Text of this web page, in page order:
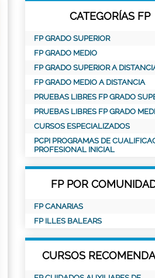
CATEGORÍAS FP
FP GRADO SUPERIOR
FP GRADO MEDIO
FP GRADO SUPERIOR A
FP GRADO MEDIO A DISTANCIA
PRUEBAS LIBRES FP GRADO
PRUEBAS LIBRES FP GRADO
CURSOS ESPECIALIZADOS
PCPI PROGRAMAS DE
PROFESIONAL INICIAL
FP POR
FP CANARIAS
FP ILLES BALEARS
CURSOS